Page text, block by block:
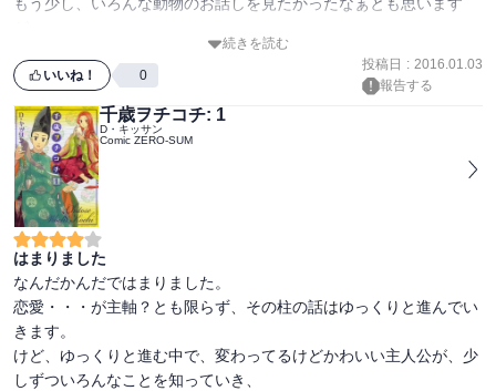
メインストーリーはあくまで主人公の成長なので、話としては完結
続きを読む
いいね！ 0
投稿日 : 2016.01.03
報告する
千歳ヲチコチ: 1
D・キッサン
Comic ZERO-SUM
はまりました
なんだかんだではまりました。
恋愛・・・が主軸？とも限らず、その柱の話はゆっくりと進んでい
きます。
けど、ゆっくりと進む中で、変わってるけどかわいい主人公が、少
しずついろんなことを知っていき、